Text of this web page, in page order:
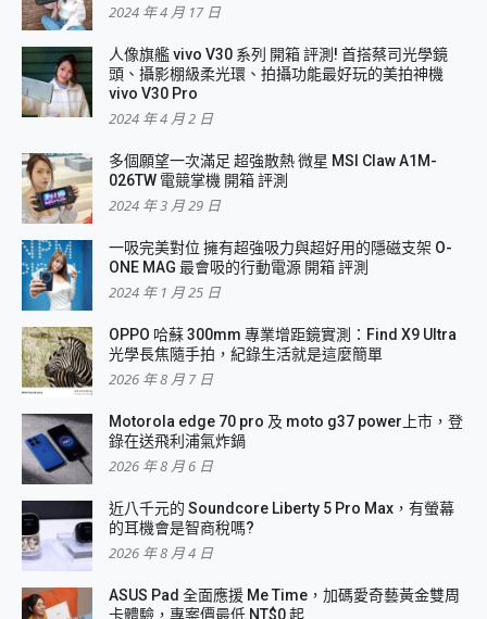
2024 年 4 月 17 日
人像旗艦 vivo V30 系列 開箱 評測! 首搭蔡司光學鏡
頭、攝影棚級柔光環、拍攝功能最好玩的美拍神機
vivo V30 Pro
2024 年 4 月 2 日
多個願望一次滿足 超強散熱 微星 MSI Claw A1M-
026TW 電競掌機 開箱 評測
2024 年 3 月 29 日
一吸完美對位 擁有超強吸力與超好用的隱磁支架 O-
ONE MAG 最會吸的行動電源 開箱 評測
2024 年 1 月 25 日
OPPO 哈蘇 300mm 專業增距鏡實測：Find X9 Ultra
光學長焦隨手拍，紀錄生活就是這麼簡單
2026 年 8 月 7 日
Motorola edge 70 pro 及 moto g37 power上市，登
錄在送飛利浦氣炸鍋
2026 年 8 月 6 日
近八千元的 Soundcore Liberty 5 Pro Max，有螢幕
的耳機會是智商稅嗎?
2026 年 8 月 4 日
ASUS Pad 全面應援 Me Time，加碼愛奇藝黃金雙周
卡體驗，專案價最低 NT$0 起